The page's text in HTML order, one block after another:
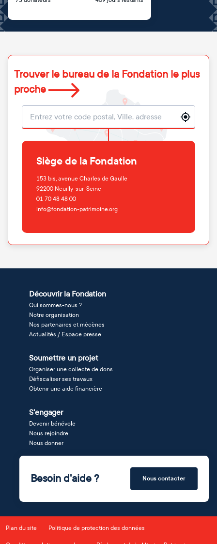
Trouver le bureau de la Fondation le plus
proche
Localisation
Siège de la Fondation
153 bis, avenue Charles de Gaulle
92200 Neuilly-sur-Seine
01 70 48 48 00
info@fondation-patrimoine.org
Découvrir la Fondation
Qui sommes-nous ?
Notre organisation
Nos partenaires et mécènes
Actualités / Espace presse
Soumettre un projet
Organiser une collecte de dons
Défiscaliser ses travaux
Obtenir une aide financière
S'engager
Devenir bénévole
Nous rejoindre
Nous donner
Besoin d'aide ? Nous contacter
Plan du site Politique de protection des données